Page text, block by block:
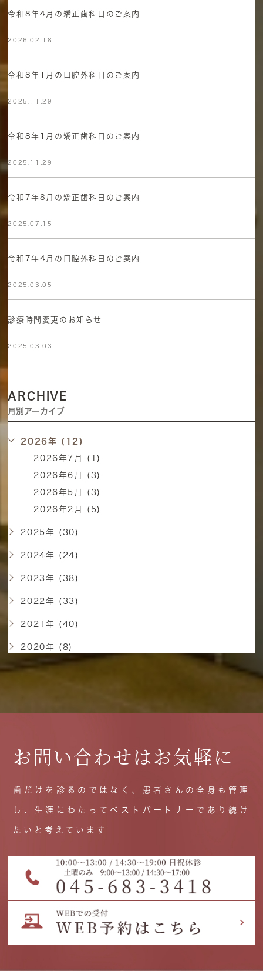
令和8年4月の矯正歯科日のご案内
2026.02.18
令和8年1月の口腔外科日のご案内
2025.11.29
令和8年1月の矯正歯科日のご案内
2025.11.29
令和7年8月の矯正歯科日のご案内
2025.07.15
令和7年4月の口腔外科日のご案内
2025.03.05
診療時間変更のお知らせ
2025.03.03
ARCHIVE
月別アーカイブ
2026年 (12)
2026年7月 (1)
2026年6月 (3)
2026年5月 (3)
2026年2月 (5)
2025年 (30)
2024年 (24)
2023年 (38)
2022年 (33)
2021年 (40)
2020年 (8)
お問い合わせはお気軽に
歯だけを診るのではなく、患者さんの全身も管理
し、生涯にわたってベストパートナーであり続け
たいと考えています